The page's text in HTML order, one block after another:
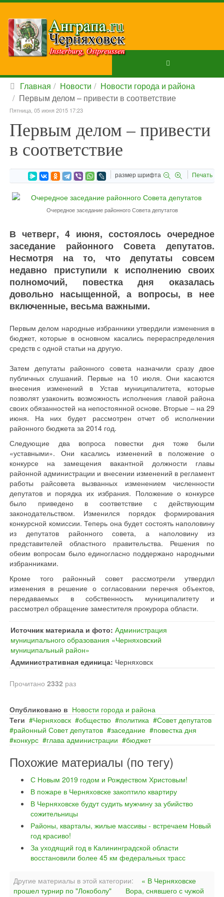
Главная Новости
Новости города и района
Первым делом – привести в соответствие
Пятница, 05 июня 2015 17:23
Первым делом – привести
в соответствие
размер шрифта Печать
Очередное заседание районного Совета депутатов
В четверг, 4 июня, состоялось очередное
заседание районного Совета депутатов.
Несмотря на то, что депутаты совсем
недавно приступили к исполнению своих
полномочий, повестка дня оказалась
довольно насыщенной, а вопросы, в нее
включенные, весьма важными.
Первым делом народные избранники утвердили изменения в
бюджет, которые в основном касались перераспределения
средств с одной статьи на другую.
Затем депутаты районного совета назначили сразу двое
публичных слушаний. Первые на 10 июля. Они касаются
внесения изменений в Устав муниципалитета, которые
позволят узаконить возможность исполнения главой района
своих обязанностей на непостоянной основе. Вторые – на 29
июня. На них будет рассмотрен отчет об исполнении
районного бюджета за 2014 год.
Следующие два вопроса повестки дня тоже были
«уставными». Они касались изменений в положение о
конкурсе на замещения вакантной должности главы
районной администрации и внесении изменений в регламент
работы райсовета вызванных изменением численности
депутатов и порядка их избрания. Положение о конкурсе
было приведено в соответствие с действующим
законодательством. Изменился порядок формирования
конкурсной комиссии. Теперь она будет состоять наполовину
из депутатов районного совета, а наполовину из
представителей областного правительства. Решения по
обеим вопросам было единогласно поддержано народными
избранниками.
Кроме того районный совет рассмотрели утвердил
изменения в решение о согласовании перечня объектов,
передаваемых в собственность муниципалитету и
рассмотрел обращение заместителя прокурора области.
Источник материала и фото: Администрация
муниципального образования «Черняховский
муниципальный район»
Административная единица: Черняховск
Прочитано 2332 раз
Опубликовано в Новости города и района
Теги
Черняховск общество политика
Совет депутатов
районный Совет депутатов
заседание
повестка дня
конкурс
глава администрации бюджет
Похожие материалы (по тегу)
С Новым 2019 годом и Рождеством Христовым!
В пожаре в Черняховске закоптило квартиру
В Черняховске будут судить мужчину за убийство
сожительницы
Районы, кварталы, жилые массивы - встречаем Новый
год красиво!
За уходящий год в Калининградской области
восстановили более 45 км федеральных трасс
Другие материалы в этой категории:
« В Черняховске
прошел турнир по "Локоболу"
Вора, снявшего с чужой